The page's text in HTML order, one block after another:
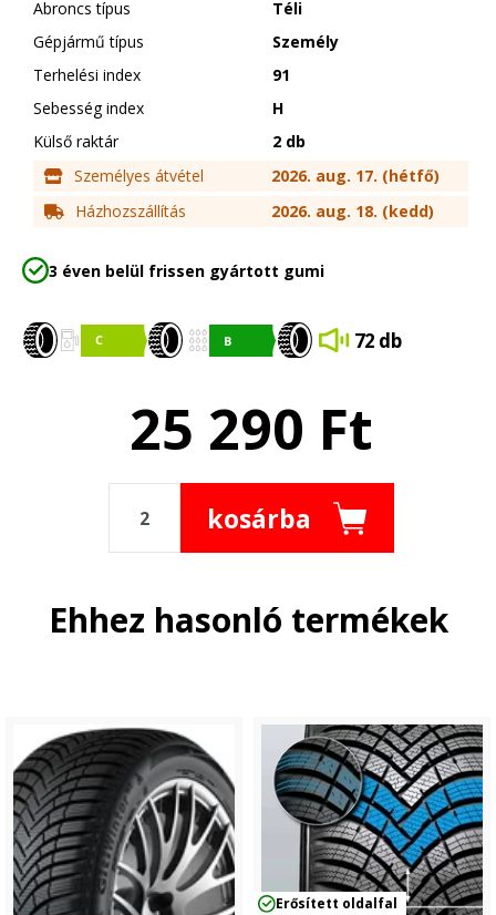
Abroncs típus
Téli
Gépjármű típus
Személy
Terhelési index
91
Sebesség index
H
Külső raktár
2 db
Személyes átvétel
2026. aug. 17. (hétfő)
Házhozszállítás
2026. aug. 18. (kedd)
3 éven belül frissen gyártott gumi
72 db
25 290 Ft
kosárba
Ehhez hasonló termékek
Erősített oldalfal